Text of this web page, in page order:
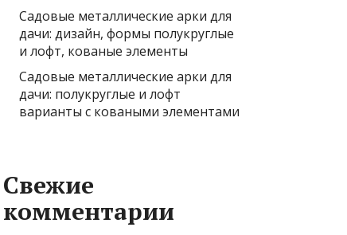
Садовые металлические арки для
дачи: дизайн, формы полукруглые
и лофт, кованые элементы
Садовые металлические арки для
дачи: полукруглые и лофт
варианты с коваными элементами
Свежие
комментарии